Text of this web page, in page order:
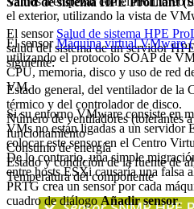
El sensor Salud de sistema HPE
salud del sistema de un servidor
siguiente:
Estado general, del ventilador de la
térmico y del controlador de disco.
Número de ventiladores (tolerantes
funcionamiento
Consumo de energía
Estado y condición de la fuente de
Temperatura del componente
el exterior, utilizando la vista de
El sensorMáquina virtual VMware
utilizando el protocolo SOAP de
CPU, memoria, disco y uso de red
VM.
Si su entorno VMware consiste en
VMs no están ligadas a un servidor
colocar este sensor en el Centro
De lo contrario, una simple
entre hosts ESXi causaría una falsa
PRTG crea un sensor por cada
cuadro de diálogoAñadir sensor.